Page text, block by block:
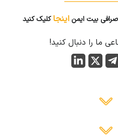
صرافی بیت ایمن اینجاکلیک کنید
ما را دنبال کنید!